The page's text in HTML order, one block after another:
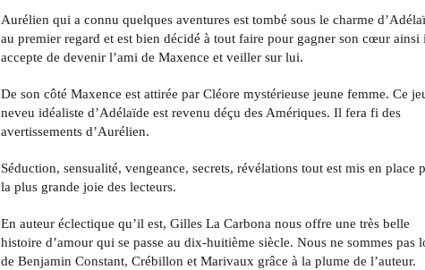
Aurélien qui a connu quelques aventures est tombé sous le charme
au premier regard et est bien décidé à tout faire pour gagner son cœur ainsi
accepte de devenir l’ami de Maxence et veiller sur lui.
De son côté Maxence est attirée par Cléore mystérieuse jeune femme. Ce
neveu idéaliste d’Adélaïde est revenu déçu des Amériques. Il fera fi des
avertissements d’Aurélien.
Séduction, sensualité, vengeance, secrets, révélations tout est mis en place
la plus grande joie des lecteurs.
En auteur éclectique qu’il est, Gilles La Carbona nous offre une très belle
histoire d’amour qui se passe au dix-huitième siècle. Nous ne sommes pas
de Benjamin Constant, Crébillon et Marivaux grâce à la plume de l’auteur.